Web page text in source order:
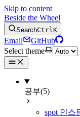
Skip to content
Beside the Wheel
SearchCtrlK
Email
GitHub
Select theme
공부(5)
spot 인스